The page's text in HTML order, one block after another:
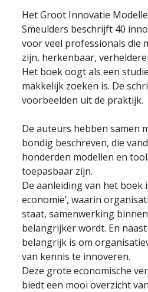
Het Groot Innovatie
Smeulders beschrijft 40
voor veel professionals die
zijn, herkenbaar,
Het boek oogt als een
makkelijk zoeken is. De
voorbeelden uit de praktijk.
De auteurs hebben samen
bondig beschreven, die
honderden modellen en
toepasbaar zijn.
De aanleiding van het boek
economie’, waarin
staat, samenwerking
belangrijker wordt. En
belangrijk is om
van kennis te innoveren.
Deze grote economische
biedt een mooi overzicht